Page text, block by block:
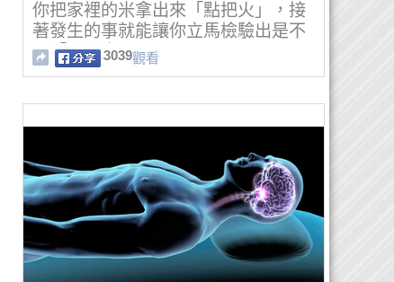
你把家裡的米拿出來「點把火」，接
著發生的事就能讓你立馬檢驗出是不
是「黑心米」！
3039觀看